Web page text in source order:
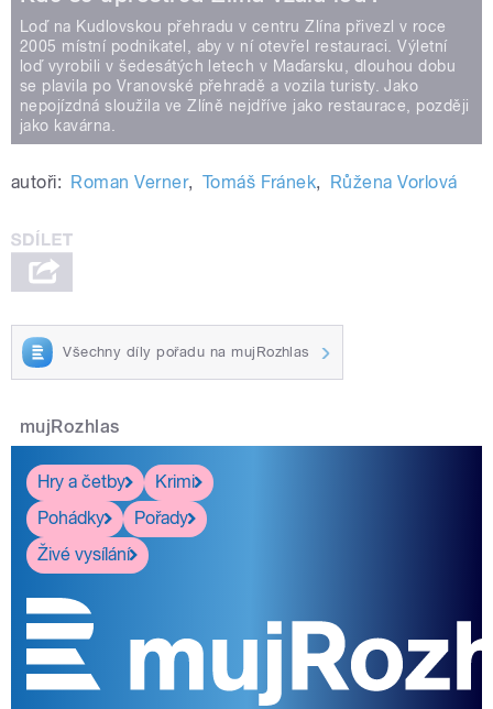
Loď na Kudlovskou přehradu v centru Zlína přivezl v roce
2005 místní podnikatel, aby v ní otevřel restauraci. Výletní
loď vyrobili v šedesátých letech v Maďarsku, dlouhou dobu
se plavila po Vranovské přehradě a vozila turisty. Jako
nepojízdná sloužila ve Zlíně nejdříve jako restaurace, později
jako kavárna.
autoři: Roman Verner, Tomáš Fránek, Růžena Vorlová
Všechny díly pořadu na mujRozhlas
mujRozhlas
Hry a četby
Krimi
Pohádky
Pořady
Živé vysílání